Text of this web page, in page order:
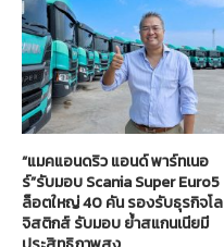
“แมคแอนดริว แอนด์ พาร์ทเนอ
ร์”รับมอบ Scania Super Euro5
ล็อตใหญ่ 40 คัน รองรับธุรกิจโล
จิสติกส์ รับมอบ ย้ำสแกนเนียมี